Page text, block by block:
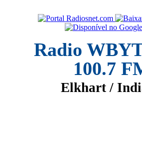
Radio
100.7
Elkhart /